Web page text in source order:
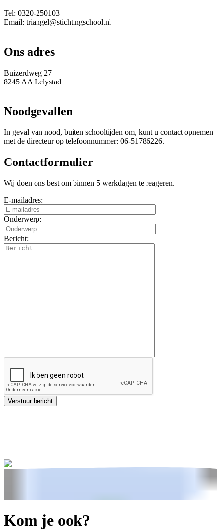
Tel: 0320-250103
Email: triangel@stichtingschool.nl
Ons adres
Buizerdweg 27
8245 AA Lelystad
Noodgevallen
In geval van nood, buiten schooltijden om, kunt u contact opnemen
met de directeur op telefoonnummer: 06-51786226.
Contactformulier
Wij doen ons best om binnen 5 werkdagen te reageren.
E-mailadres:
Onderwerp:
Bericht:
Kom je ook?